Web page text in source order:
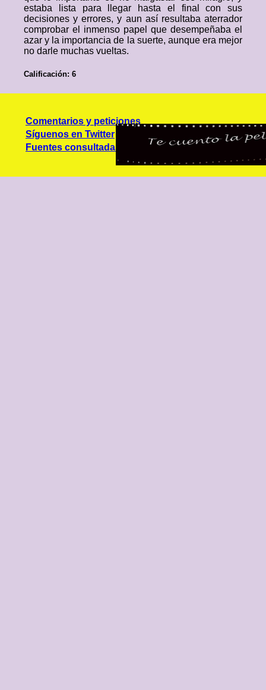
estaba lista para llegar hasta el final con sus
decisiones y errores, y aun así resultaba aterrador
comprobar el inmenso papel que desempeñaba el
azar y la importancia de la suerte, aunque era mejor
no darle muchas vueltas.
Calificación: 6
Comentarios y peticiones
Síguenos en Twitter
Fuentes consultadas